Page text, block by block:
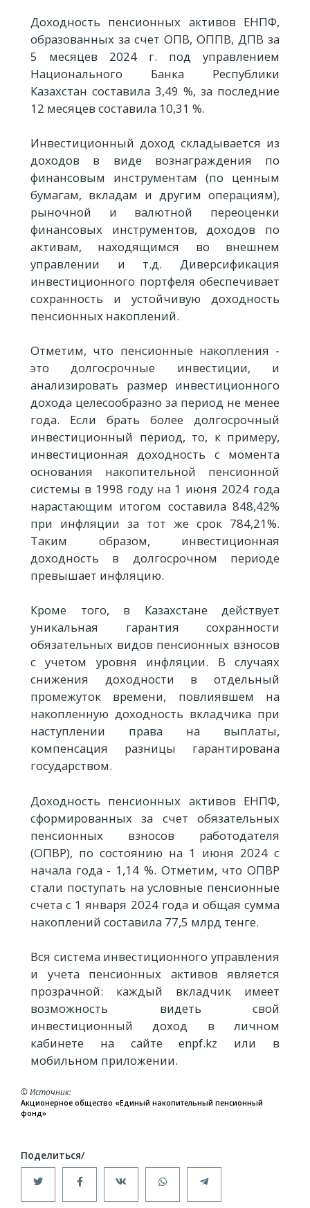
Доходность пенсионных активов ЕНПФ,
образованных за счет ОПВ, ОППВ, ДПВ за
5 месяцев 2024 г. под управлением
Национального Банка Республики
Казахстан составила 3,49 %, за последние
12 месяцев составила 10,31 %.
Инвестиционный доход складывается из
доходов в виде вознаграждения по
финансовым инструментам (по ценным
бумагам, вкладам и другим операциям),
рыночной и валютной переоценки
финансовых инструментов, доходов по
активам, находящимся во внешнем
управлении и т.д. Диверсификация
инвестиционного портфеля обеспечивает
сохранность и устойчивую доходность
пенсионных накоплений.
Отметим, что пенсионные накопления -
это долгосрочные инвестиции, и
анализировать размер инвестиционного
дохода целесообразно за период не менее
года. Если брать более долгосрочный
инвестиционный период, то, к примеру,
инвестиционная доходность с момента
основания накопительной пенсионной
системы в 1998 году на 1 июня 2024 года
нарастающим итогом составила 848,42%
при инфляции за тот же срок 784,21%.
Таким образом, инвестиционная
доходность в долгосрочном периоде
превышает инфляцию.
Кроме того, в Казахстане действует
уникальная гарантия сохранности
обязательных видов пенсионных взносов
с учетом уровня инфляции. В случаях
снижения доходности в отдельный
промежуток времени, повлиявшем на
накопленную доходность вкладчика при
наступлении права на выплаты,
компенсация разницы гарантирована
государством.
Доходность пенсионных активов ЕНПФ,
сформированных за счет обязательных
пенсионных взносов работодателя
(ОПВР), по состоянию на 1 июня 2024 с
начала года - 1,14 %. Отметим, что ОПВР
стали поступать на условные пенсионные
счета с 1 января 2024 года и общая сумма
накоплений составила 77,5 млрд тенге.
Вся система инвестиционного управления
и учета пенсионных активов является
прозрачной: каждый вкладчик имеет
возможность видеть свой
инвестиционный доход в личном
кабинете на сайте enpf.kz или в
мобильном приложении.
© Источник
Акционерное общество «Единый накопительный пенсионный
фонд»